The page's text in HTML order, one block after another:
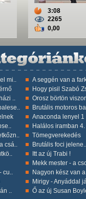
3:08
2265
0,00
mi.. A seggén van a
Hogy pisil Szabó
.. Orosz börtön
Brutális motoros
Anaconda lenyel 1
Halálos iramban 4.
Tömegverekedés
csá.. Brutális foci jelene..
Itt az új Trabi !
Mekk mester - a
cu.. Nagyon kész van
Mirigy - Anyáddal
.. Ő az új Susan